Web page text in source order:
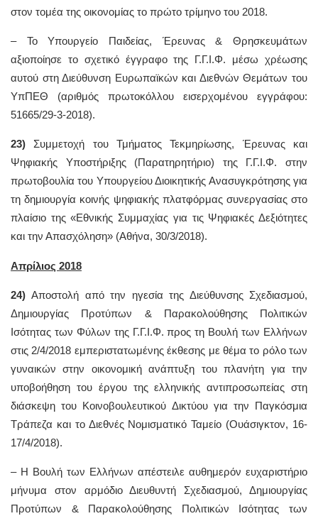
στον τομέα της οικονομίας το πρώτο τρίμηνο του 2018.
– To Υπουργείο Παιδείας, Έρευνας & Θρησκευμάτων
αξιοποίησε το σχετικό έγγραφο της Γ.Γ.Ι.Φ. μέσω χρέωσης
αυτού στη Διεύθυνση Ευρωπαϊκών και Διεθνών Θεμάτων του
ΥπΠΕΘ (αριθμός πρωτοκόλλου εισερχομένου εγγράφου:
51665/29-3-2018).
23) Συμμετοχή του Τμήματος Τεκμηρίωσης, Έρευνας και
Ψηφιακής Υποστήριξης (Παρατηρητήριο) της Γ.Γ.Ι.Φ. στην
πρωτοβουλία του Υπουργείου Διοικητικής Ανασυγκρότησης για
τη δημιουργία κοινής ψηφιακής πλατφόρμας συνεργασίας στο
πλαίσιο της «Εθνικής Συμμαχίας για τις Ψηφιακές Δεξιότητες
και την Απασχόληση» (Αθήνα, 30/3/2018).
Απρίλιος 2018
24) Αποστολή από την ηγεσία της Διεύθυνσης Σχεδιασμού,
Δημιουργίας Προτύπων & Παρακολούθησης Πολιτικών
Ισότητας των Φύλων της Γ.Γ.Ι.Φ. προς τη Βουλή των Ελλήνων
στις 2/4/2018 εμπεριστατωμένης έκθεσης με θέμα το ρόλο των
γυναικών στην οικονομική ανάπτυξη του πλανήτη για την
υποβοήθηση του έργου της ελληνικής αντιπροσωπείας στη
διάσκεψη του Κοινοβουλευτικού Δικτύου για την Παγκόσμια
Τράπεζα και το Διεθνές Νομισματικό Ταμείο (Ουάσιγκτον, 16-
17/4/2018).
– Η Βουλή των Ελλήνων απέστειλε αυθημερόν ευχαριστήριο
μήνυμα στον αρμόδιο Διευθυντή Σχεδιασμού, Δημιουργίας
Προτύπων & Παρακολούθησης Πολιτικών Ισότητας των